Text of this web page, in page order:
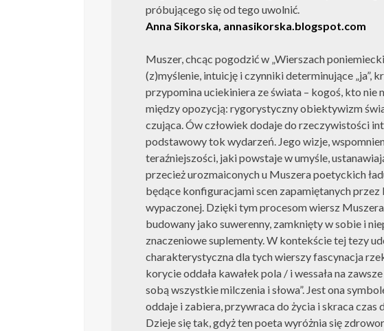
próbującego się od tego uwolnić.
Anna Sikorska, annasikorska.blogspot.com
Muszer, chcąc pogodzić w „Wierszach
(z)myślenie, intuicję i czynniki determinujące „ja”,
przypomina uciekiniera ze świata – kogoś, kto nie
między opozycją: rygorystyczny obiektywizm
czująca. Ów człowiek dodaje do rzeczywistości
podstawowy tok wydarzeń. Jego wizje,
teraźniejszości, jaki powstaje w umyśle,
przecież urozmaiconych u Muszera poetyckich
będące konfiguracjami scen zapamiętanych przez
wypaczonej. Dzięki tym procesom wiersz
budowany jako suwerenny, zamknięty w sobie i
znaczeniowe suplementy. W kontekście tej tezy
charakterystyczna dla tych wierszy fascynacja
korycie oddała kawałek pola / i wessała na
sobą wszystkie milczenia i słowa”. Jest ona
oddaje i zabiera, przywraca do życia i skraca czas
Dzieje się tak, gdyż ten poeta wyróżnia się